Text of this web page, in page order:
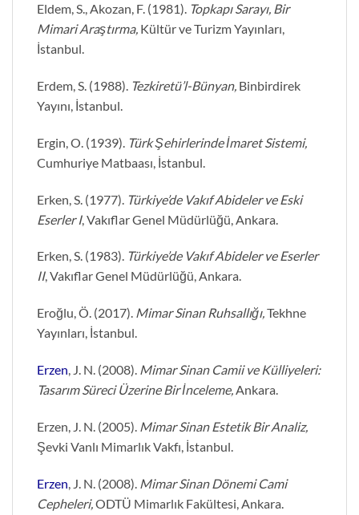
Eldem, S., Akozan, F. (1981). Topkapı Sarayı, Bir
Mimari Araştırma,Kültür ve Turizm Yayınları,
İstanbul.
Erdem, S. (1988). Tezkiretü’l-Bünyan, Binbirdirek
Yayını, İstanbul.
Ergin, O. (1939). Türk Şehirlerinde İmaret Sistemi,
Cumhuriye Matbaası, İstanbul.
Erken, S. (1977). Türkiye’de Vakıf Abideler ve Eski
Eserler I, Vakıflar Genel Müdürlüğü, Ankara.
Erken, S. (1983).Türkiye’de Vakıf Abideler ve Eserler
II, Vakıflar Genel Müdürlüğü, Ankara.
Eroğlu, Ö. (2017). Mimar Sinan Ruhsallığı,Tekhne
Yayınları, İstanbul.
Erzen, J. N. (2008). Mimar Sinan Camii ve Külliyeleri:
Tasarım Süreci Üzerine Bir İnceleme,Ankara.
Erzen, J. N. (2005). Mimar Sinan Estetik Bir Analiz,
Şevki Vanlı Mimarlık Vakfı, İstanbul.
Erzen , J. N. (2008). Mimar Sinan Dönemi Cami
Cepheleri, ODTÜ Mimarlık Fakültesi, Ankara.